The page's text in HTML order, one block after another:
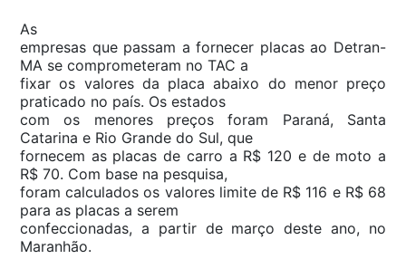
As
empresas que passam a fornecer placas ao Detran-
MA se comprometeram no TAC a
fixar os valores da placa abaixo do menor preço
praticado no país. Os estados
com os menores preços foram Paraná, Santa
Catarina e Rio Grande do Sul, que
fornecem as placas de carro a R$ 120 e de moto a
R$ 70. Com base na pesquisa,
foram calculados os valores limite de R$ 116 e R$ 68
para as placas a serem
confeccionadas, a partir de março deste ano, no
Maranhão.